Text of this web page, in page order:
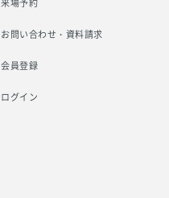
来場予約
お問い合わせ・資料請求
会員登録
ログイン